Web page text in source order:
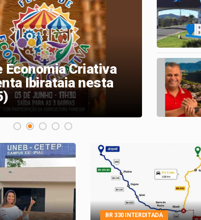
Economia Criativa
Ibirataia nesta
IPIAÚ
Ação”
BR 330 INTERDITADA